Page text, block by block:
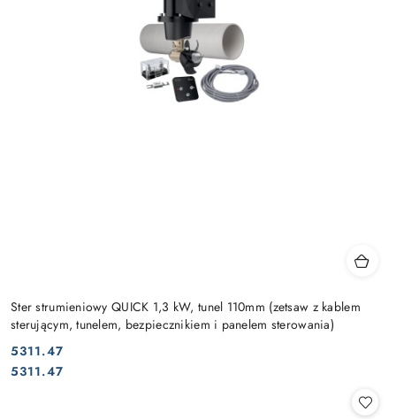
Ster strumieniowy QUICK 1,3 kW, tunel 110mm (zetsaw z kablem
sterującym, tunelem, bezpiecznikiem i panelem sterowania)
Cena:
5311.47
Cena:
5311.47